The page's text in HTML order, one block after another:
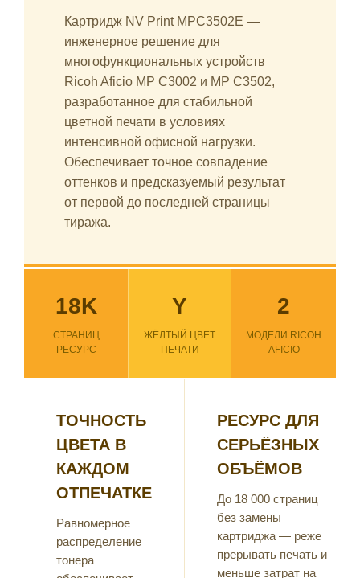
Картридж NV Print MPC3502E —
инженерное решение для
многофункциональных устройств
Ricoh Aficio MP C3002 и MP C3502,
разработанное для стабильной
цветной печати в условиях
интенсивной офисной нагрузки.
Обеспечивает точное совпадение
оттенков и предсказуемый результат
от первой до последней страницы
тиража.
18K
СТРАНИЦ
РЕСУРС
Y
ЖЁЛТЫЙ ЦВЕТ
ПЕЧАТИ
2
МОДЕЛИ RICOH
AFICIO
ТОЧНОСТЬ
ЦВЕТА В
КАЖДОМ
ОТПЕЧАТКЕ
Равномерное
распределение
тонера
РЕСУРС ДЛЯ
СЕРЬЁЗНЫХ
ОБЪЁМОВ
До 18 000 страниц
без замены
картриджа — реже
прерывать печать и
меньше затрат на